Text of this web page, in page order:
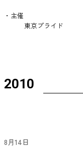
・主催
東京プライド
2010
8月14日